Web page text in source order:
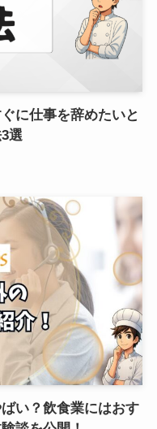
に仕事を辞めたいと
選
い？飲食業にはおす